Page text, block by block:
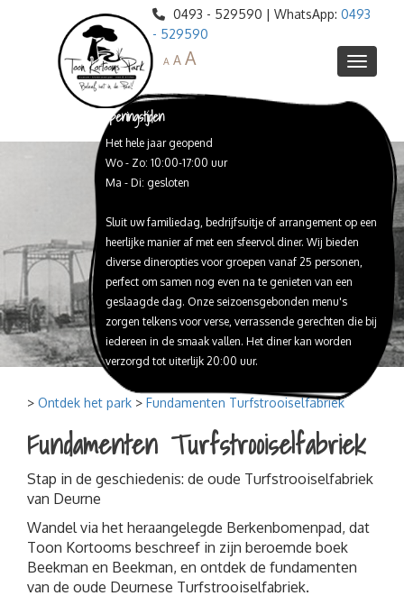
0493 - 529590 | WhatsApp:0493
- 529590
A A A
Informatie
Agenda
Ontdek het park
Blotevoetenpad
Toon Kortooms Museum
Schat van de Peel
Expeditie de Peel
Trouwlocatie
Peelbustour
Fietsen
Familiedag
Fundamenten Turfstrooiselfabriek
Kinderfeestjes
Restaurant de Veenderij
Lunch
High Tea / Babyshower
Diner
Barbeque
Feesten en Partijen
Peelreus Proeflokaal
Webshop Peelreus bieren
Peelreusrescape
Reserveren
Openingstijden
Het hele jaar geopend
Wo - Zo: 10:00-17:00 uur
Ma - Di: gesloten
Sluit uw familiedag, bedrijfsuitje of arrangement op een
heerlijke manier af met een sfeervol diner. Wij bieden
diverse dineropties voor groepen vanaf 25 personen,
perfect om samen nog even na te genieten van een
geslaagde dag. Onze seizoensgebonden menu's
zorgen telkens voor verse, verrassende gerechten die bij
iedereen in de smaak vallen. Het diner kan worden
verzorgd tot uiterlijk 20:00 uur.
> Ontdek het park > Fundamenten Turfstrooiselfabriek
Fundamenten Turfstrooiselfabriek
Stap in de geschiedenis: de oude Turfstrooiselfabriek
van Deurne
Wandel via het heraangelegde Berkenbomenpad, dat
Toon Kortooms beschreef in zijn beroemde boek
Beekman en Beekman, en ontdek de fundamenten
van de oude Deurnese Turfstrooiselfabriek.